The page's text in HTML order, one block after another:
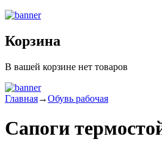
Корзина
В вашей корзине нет товаров
Главная→Обувь рабочая
Сапоги